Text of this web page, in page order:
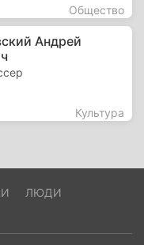
Общество
Андрей
Культура
ЛЮДИ